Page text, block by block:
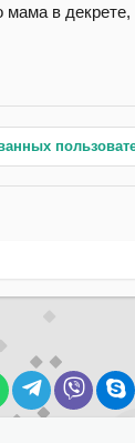
в
WhatsAppTelegram
Viber